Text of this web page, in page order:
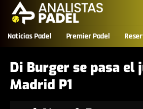
Noticias Padel Premier Padel
Di Burger se pasa el
Madrid P1